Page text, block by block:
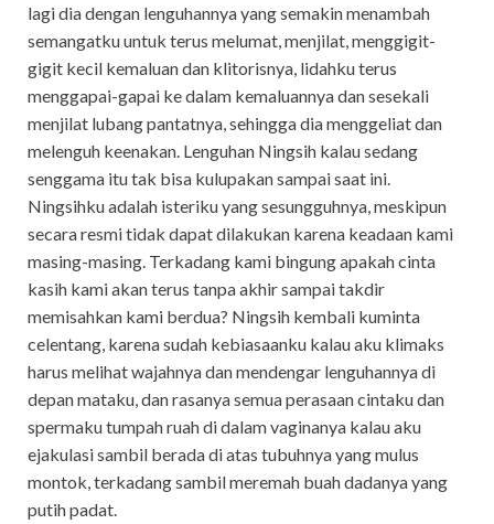
lagi dia dengan lenguhannya yang semakin menambah
semangatku untuk terus melumat, menjilat, menggigit-
gigit kecil kemaluan dan klitorisnya, lidahku terus
menggapai-gapai ke dalam kemaluannya dan sesekali
menjilat lubang pantatnya, sehingga dia menggeliat dan
melenguh keenakan. Lenguhan Ningsih kalau sedang
senggama itu tak bisa kulupakan sampai saat ini.
Ningsihku adalah isteriku yang sesungguhnya, meskipun
secara resmi tidak dapat dilakukan karena keadaan kami
masing-masing. Terkadang kami bingung apakah cinta
kasih kami akan terus tanpa akhir sampai takdir
memisahkan kami berdua? Ningsih kembali kuminta
celentang, karena sudah kebiasaanku kalau aku klimaks
harus melihat wajahnya dan mendengar lenguhannya di
depan mataku, dan rasanya semua perasaan cintaku dan
spermaku tumpah ruah di dalam vaginanya kalau aku
ejakulasi sambil berada di atas tubuhnya yang mulus
montok, terkadang sambil meremah buah dadanya yang
putih padat.